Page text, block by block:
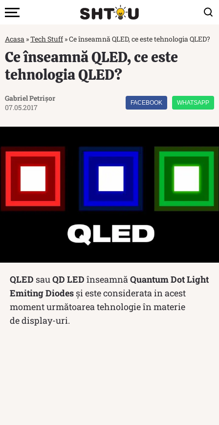
Acasa »Tech Stuff »Ce înseamnă QLED, ce este tehnologia QLED?
Ce înseamnă QLED, ce este
tehnologia QLED?
Gabriel Petrișor
07.05.2017
FACEBOOK WHATSAPP
QLED sau QD LED înseamnă Quantum Dot Light
Emiting Diodes și este considerata in acest
moment următoarea tehnologie în materie
de display-uri.